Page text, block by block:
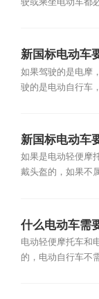
驶或乘坐电动车都
新国标电动车
如果驾驶的是电摩
驶的是电动自行车
新国标电动车
如果是电动轻便摩
戴头盔的，如果不
什么电动车需
电动轻便摩托车和
的，电动自行车不